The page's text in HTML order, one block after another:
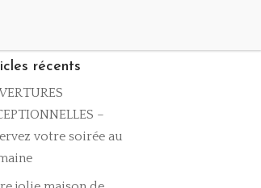
récents
–
votre soirée au